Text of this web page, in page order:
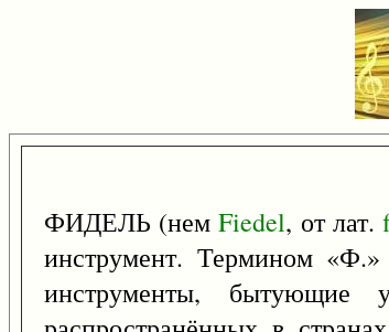
ФИДЕЛЬ (немFiedel, от лат.
инструмент. Термином «Ф.»
инструменты,